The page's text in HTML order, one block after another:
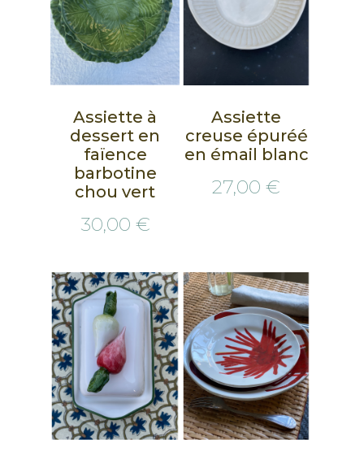
Assiette à
dessert en
faïence
barbotine
chou vert
30,00 €
Assiette
creuse épuréé
en émail blanc
27,00 €